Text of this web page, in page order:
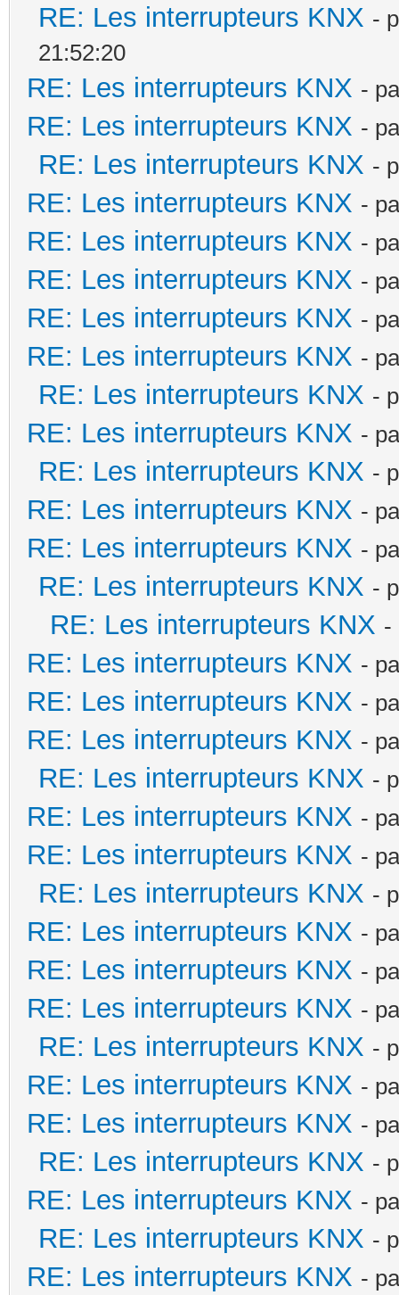
RE: Les interrupteurs KNX -
21:52:20
RE: Les interrupteurs KNX -
RE: Les interrupteurs KNX -
RE: Les interrupteurs KNX -
RE: Les interrupteurs KNX -
RE: Les interrupteurs KNX -
RE: Les interrupteurs KNX -
RE: Les interrupteurs KNX -
RE: Les interrupteurs KNX -
RE: Les interrupteurs KNX -
RE: Les interrupteurs KNX -
RE: Les interrupteurs KNX -
RE: Les interrupteurs KNX -
RE: Les interrupteurs KNX -
RE: Les interrupteurs KNX -
RE: Les interrupteurs KNX -
RE: Les interrupteurs KNX -
RE: Les interrupteurs KNX -
RE: Les interrupteurs KNX -
RE: Les interrupteurs KNX -
RE: Les interrupteurs KNX -
RE: Les interrupteurs KNX -
RE: Les interrupteurs KNX -
RE: Les interrupteurs KNX -
RE: Les interrupteurs KNX -
RE: Les interrupteurs KNX -
RE: Les interrupteurs KNX -
RE: Les interrupteurs KNX -
RE: Les interrupteurs KNX -
RE: Les interrupteurs KNX -
RE: Les interrupteurs KNX -
RE: Les interrupteurs KNX -
RE: Les interrupteurs KNX -